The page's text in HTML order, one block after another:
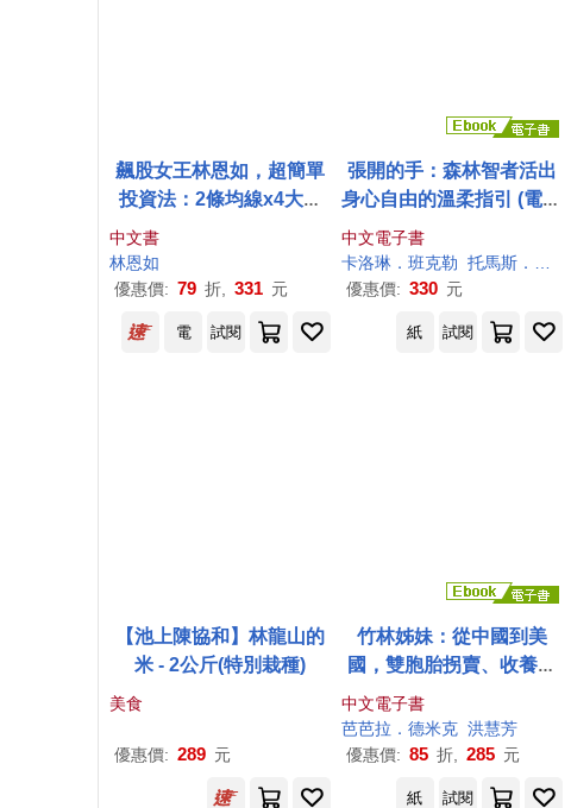
飆股女王林恩如，超簡單
投資法：2條均線x4大法
寶x公式選股，上萬會員證
實有效 (隨書加贈新手投資
理財5堂影音課程QR cod
中文書
林恩如
優惠價: 79 折, 331 元
張開的手：森林智者活出
身心自由的溫柔指引 (電子
中文電子書
卡洛琳．班克勒 托馬斯．桑切斯 繪
優惠價: 330 元
電 試閱 紙 試閱
【池上陳協和】林龍山的
米 - 2公斤(特別栽種)
美食
優惠價: 289 元
竹林姊妹：從中國到美
國，雙胞胎拐賣、收養、
離散的真實故事【作者印
刷簽名扉頁版】 (電子書)
中文電子書
芭芭拉．德米克 洪慧芳
優惠價: 85 折, 285 元
紙 試閱